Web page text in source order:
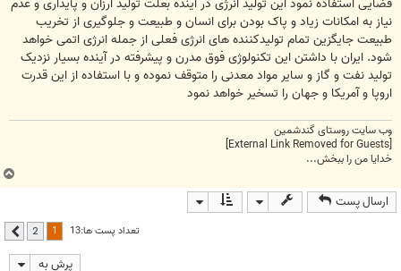
فضایی استفاده نمود این تولید انرژی در آینده بعلت تولید ارزان و پایداری و عدم
نیاز به امکانات زیاد و پاک بودن برای انسان و طبیعت و جلوگیری از تخریب
طبیعت جایگزین تمام تولیدکننده های انرژی فعلی از جمله انرژی اتمی خواهد
شود. ایران با داشتن این تکنولوژی فوق مدرن و پیشرفته در آینده بسیار نزدیک
تولید نفت و گاز و سایر مواد معدنی را متوقف نموده و با استفاده از این قدرت
اروپا و آمریکا و جهان را تسخیر خواهد نمود
وب سایت روستای گندشمین
خدایا من را ببخش...
ب
ا
ارسال پست
تعداد پست ها:13 2 بعدی
پرش به